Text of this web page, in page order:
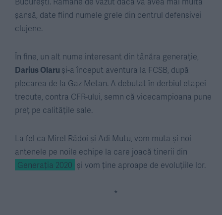
șansă, date fiind numele grele din centrul defensivei
clujene.
În fine, un alt nume interesant din tânăra generație,
Darius Olaru și-a început aventura la FCSB, după
plecarea de la Gaz Metan. A debutat în derbiul etapei
trecute, contra CFR-ului, semn că vicecampioana pune
preț pe calitățile sale.
La fel ca Mirel Rădoi și Adi Mutu, vom muta și noi
antenele pe noile echipe la care joacă tinerii din
Generația 2020 și vom ține aproape de evoluțiile lor.
*